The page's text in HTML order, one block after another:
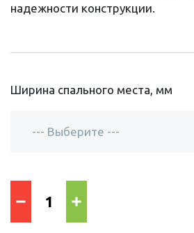
надежности конструкции.
Ширина спального места, мм